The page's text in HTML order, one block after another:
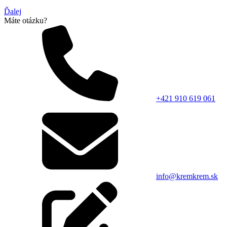
Ďalej
Máte otázku?
+421 910 619 061
info@kremkrem.sk